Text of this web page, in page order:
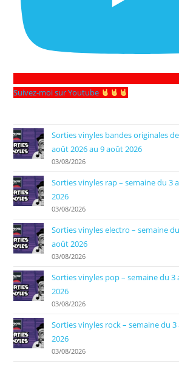
Suivez-moi sur Youtube
Sorties vinyles bandes originales
août 2026 au 9 août 2026
03/08/2026
Sorties vinyles rap – semaine du 3
2026
03/08/2026
Sorties vinyles electro – semaine
août 2026
03/08/2026
Sorties vinyles pop – semaine du 3
2026
03/08/2026
Sorties vinyles rock – semaine du
2026
03/08/2026